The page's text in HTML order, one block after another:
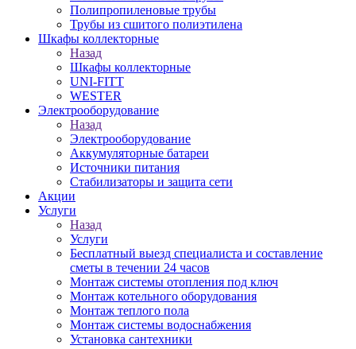
Полипропиленовые трубы
Трубы из сшитого полиэтилена
Шкафы коллекторные
Назад
Шкафы коллекторные
UNI-FITT
WESTER
Электрооборудование
Назад
Электрооборудование
Аккумуляторные батареи
Источники питания
Стабилизаторы и защита сети
Акции
Услуги
Назад
Услуги
Бесплатный выезд специалиста и составление
сметы в течении 24 часов
Монтаж системы отопления под ключ
Монтаж котельного оборудования
Монтаж теплого пола
Монтаж системы водоснабжения
Установка сантехники